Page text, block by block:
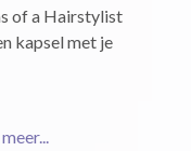
of a Hairstylist
kapsel met je